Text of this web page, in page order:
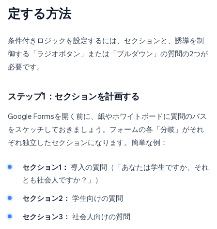
定する方法
条件付きロジックを設定するには、セクションと、誘導を制
御する「ラジオボタン」または「プルダウン」の質問の2つが
必要です。
ステップ1：セクションを計画する
Google Formsを開く前に、紙やホワイトボードに質問のパス
をスケッチしておきましょう。フォームの各「分岐」がそれ
ぞれ独立したセクションになります。簡単な例：
セクション1： 導入の質問（「あなたは学生ですか、それ
とも社会人ですか？」）
セクション2： 学生向けの質問
セクション3： 社会人向けの質問